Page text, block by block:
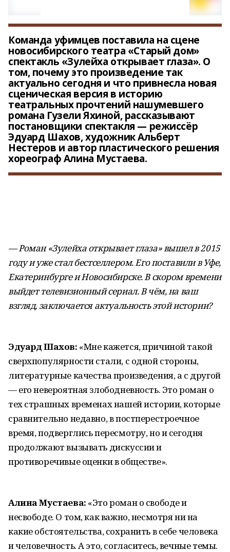
Команда уфимцев поставила на сцене
новосибирского театра «Старый дом»
спектакль «Зулейха открывает глаза». О
том, почему это произведение так
актуально сегодня и что привнесла новая
сценическая версия в историю
театральных прочтений нашумевшего
романа Гузели Яхиной, рассказывают
постановщики спектакля — режиссёр
Эдуард Шахов, художник Альберт
Нестеров и автор пластического решения
хореограф Алина Мустаева.
— Роман «Зулейха открывает глаза» вышел в 2015
году и уже стал бестселлером. Его поставили в Уфе,
Екатеринбурге и Новосибирске. В скором времени
выйдет телевизионный сериал. В чём, на ваш
взгляд, заключается актуальность этой истории?
Эдуард Шахов: «Мне кажется, причиной такой
сверхпопулярности стали, с одной стороны,
литературные качества произведения, а с другой
— его невероятная злободневность. Это роман о
тех страшных временах нашей истории, которые
сравнительно недавно, в постперестроечное
время, подверглись пересмотру, но и сегодня
продолжают вызывать дискуссии и
противоречивые оценки в обществе».
Алина Мустаева: «Это роман о свободе и
несвободе. О том, как важно, несмотря ни на
какие обстоятельства, сохранить в себе человека
и человечность. А это, согласитесь, вечные темы.